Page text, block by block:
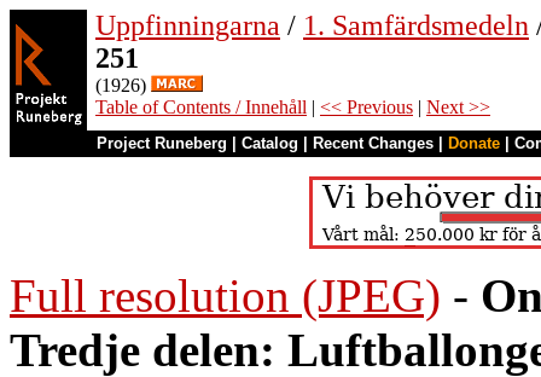
Uppfinningarna / 1. Samfärdsmedeln
251
(1926)
Table of Contents / Innehåll | << Previous | Next >>
Project Runeberg Catalog Recent Changes Donate
Full resolution (JPEG) -
Tredje delen: